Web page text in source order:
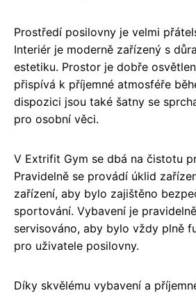
Prostředí posilovny je velmi
Interiér je moderně zařízený s
estetiku. Prostor je dobře
přispívá k příjemné atmosféře
dispozici jsou také šatny se
pro osobní věci.
V Extrifit Gym se dbá na čistotu
Pravidelně se provádí úklid
zařízení, aby bylo zajištěno
sportování. Vybavení je
servisováno, aby bylo vždy plně
pro uživatele posilovny.
Díky skvělému vybavení a